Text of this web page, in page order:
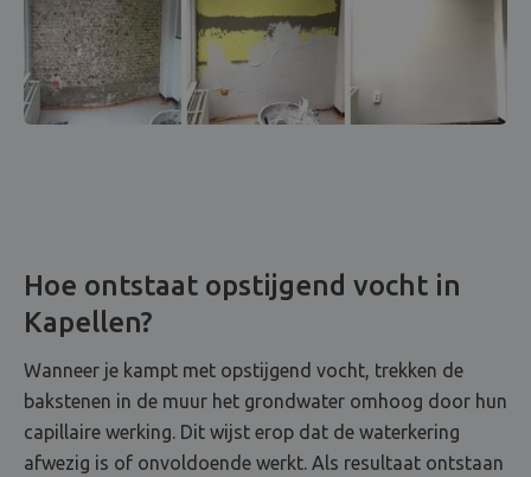
Hoe ontstaat opstijgend vocht in
Kapellen?
Wanneer je kampt met opstijgend vocht, trekken de
bakstenen in de muur het grondwater omhoog door hun
capillaire werking. Dit wijst erop dat de waterkering
afwezig is of onvoldoende werkt. Als resultaat ontstaan